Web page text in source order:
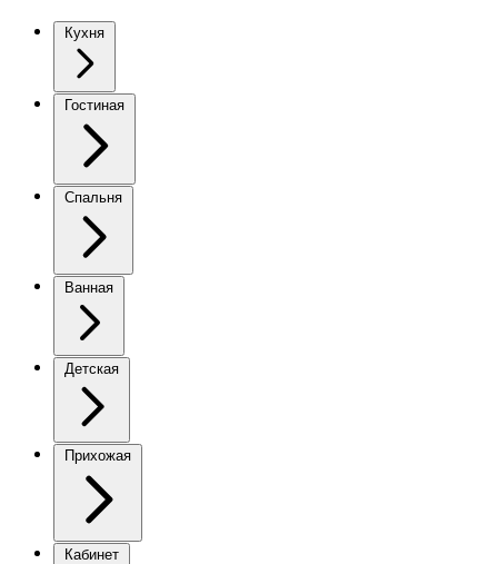
Кухня
Гостиная
Спальня
Ванная
Детская
Прихожая
Кабинет